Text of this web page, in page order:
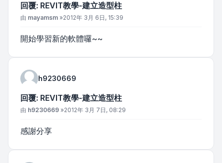
回覆: REVIT教學-建立造型柱
文章
由 mayamsm »2012年 3月 6日, 15:39
開始學習新的軟體囉~~
h9230669
回覆: REVIT教學-建立造型柱
文章
由 h9230669 »2012年 3月 7日, 08:29
感謝分享